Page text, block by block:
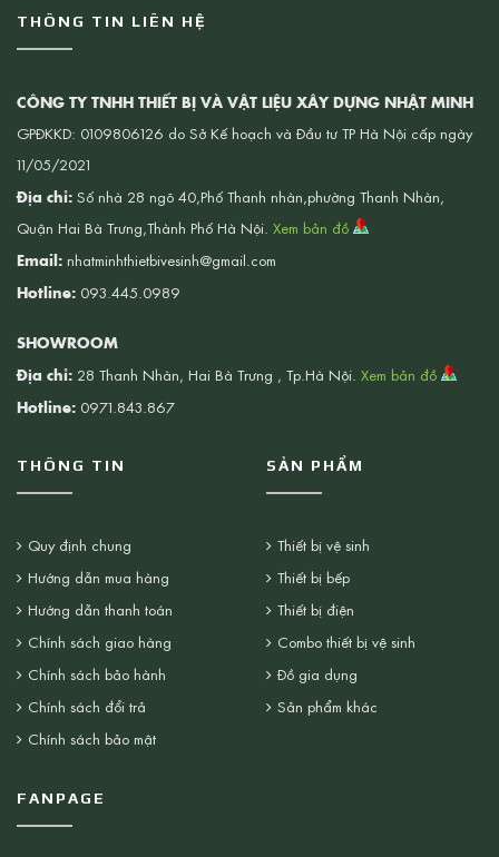
THÔNG TIN LIÊN HỆ
CÔNG TY TNHH THIẾT BỊ VÀ VẬT LIỆU XÂY DỰNG NHẬT MINH
GPĐKKD: 0109806126 do Sở Kế hoạch và Đầu tư TP Hà Nội cấp ngày
11/05/2021
Địa chỉ: Số nhà 28 ngõ 40,Phố Thanh nhàn,phường Thanh Nhàn,
Quận Hai Bà Trưng,Thành Phố Hà Nội. Xem bản đồ
Email: nhatminhthietbivesinh@gmail.com
Hotline: 093.445.0989
SHOWROOM
Địa chỉ: 28 Thanh Nhàn, Hai Bà Trưng , Tp.Hà Nội. Xem bản đồ
Hotline: 0971.843.867
THÔNG TIN
Quy định chung
Hướng dẫn mua hàng
Hướng dẫn thanh toán
Chính sách giao hàng
Chính sách bảo hành
Chính sách đổi trả
Chính sách bảo mật
SẢN PHẨM
Thiết bị vệ sinh
Thiết bị bếp
Thiết bị điện
Combo thiết bị vệ sinh
Đồ gia dụng
Sản phẩm khác
FANPAGE